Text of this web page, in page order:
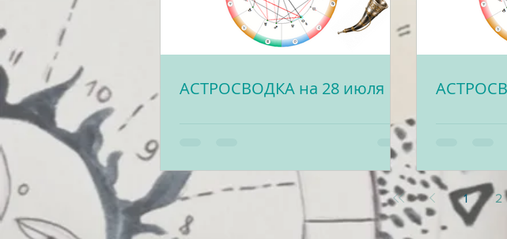
АСТРОСВОДКА на 28 июля
1 2